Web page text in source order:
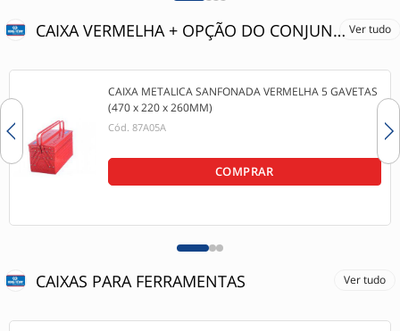
CAIXA VERMELHA + OPÇÃO DO CONJUNTO DE FERRAMENTAS Ver tudo
CAIXA METALICA SANFONADA VERMELHA 5 GAVETAS
(470 x 220 x 260MM)
Cód. 87A05A
COMPRAR
CAIXAS PARA FERRAMENTAS Ver tudo